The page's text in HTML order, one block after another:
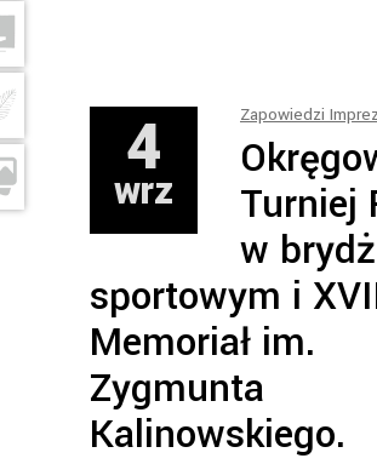
4
wrz
Zapowiedzi
Turniej
w
sportowym i
Memoriał im.
Zygmunta
Kalinowskiego.